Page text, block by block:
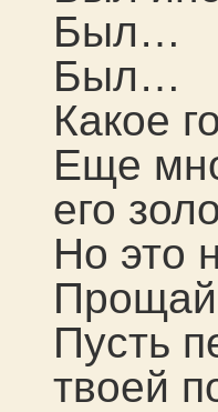
Был…
Был…
Какое
Еще
его
Но это
Прощай
Пусть
твоей